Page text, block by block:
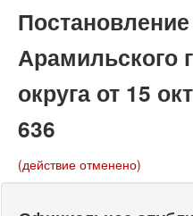
Арамильского
округа от 15
636
(действие отменено)